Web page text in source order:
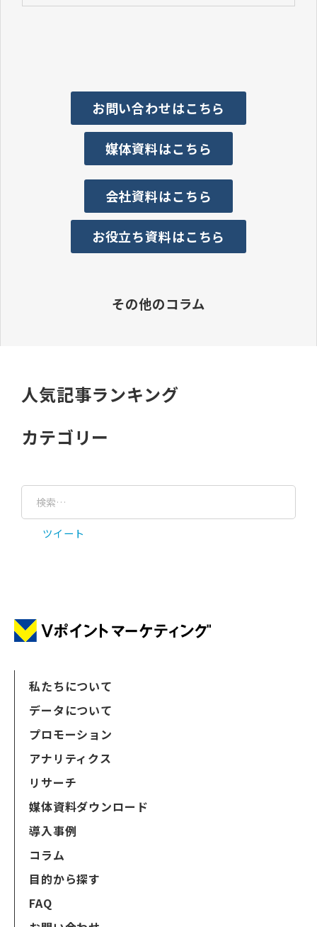
お問い合わせはこちら
媒体資料はこちら
会社資料はこちら
お役立ち資料はこちら
その他のコラム
人気記事ランキング
カテゴリー
ツイート
私たちについて
データについて
プロモーション
アナリティクス
リサーチ
媒体資料ダウンロード
導入事例
コラム
目的から探す
FAQ